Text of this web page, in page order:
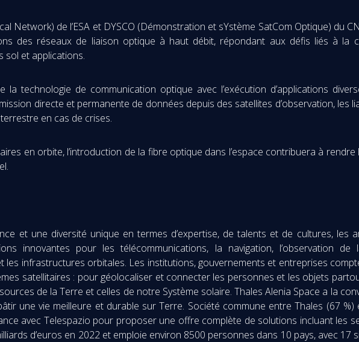
Network) de l’ESA et DYSCO (Démonstration et sYstème SatCom Optique) du
des réseaux de liaison optique à haut débit, répondant aux défis liés à la
sol et applications.
la technologie de communication optique avec l’exécution d’applications
directe et permanente de données depuis des satellites d’observation, les
en cas de crises.
en orbite, l’introduction de la fibre optique dans l’espace contribuera à
et une diversité unique en termes d’expertise, de talents et de cultures, les
innovantes pour les télécommunications, la navigation, l’observation
les infrastructures orbitales. Les institutions, gouvernements et entreprises
satellitaires : pour géolocaliser et connecter les personnes et les objets
de la Terre et celles de notre Système solaire. Thales Alenia Space a la
une vie meilleure et durable sur Terre. Société commune entre Thales (67
avec Telespazio pour proposer une offre complète de solutions incluant les
d’euros en 2022 et emploie environ 8500 personnes dans 10 pays, avec 17